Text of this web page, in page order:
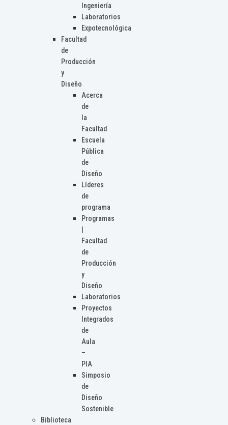
Ingeniería
Laboratorios
Expotecnológica
Facultad
de
Producción
y
Diseño
Acerca
de
la
Facultad
Escuela
Pública
de
Diseño
Líderes
de
programa
Programas
Facultad
de
Producción
y
Diseño
Laboratorios
Proyectos
Integrados
de
Aula
–
PIA
Simposio
de
Diseño
Sostenible
Biblioteca